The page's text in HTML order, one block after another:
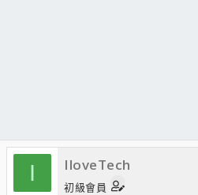
I IloveTech
初級會員